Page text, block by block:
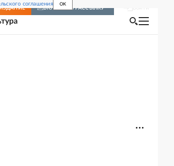
соглашения OK
ВКЛЮЧИТЬ РАССЫЛКУ